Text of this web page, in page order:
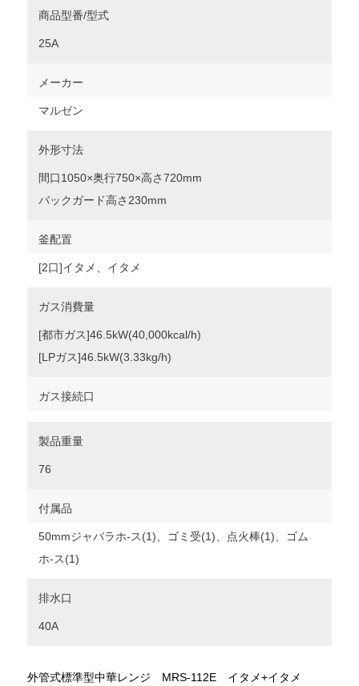
商品型番/型式
25A
メーカー
マルゼン
外形寸法
間口1050×奥行750×高さ720mm
バックガード高さ230mm
釜配置
[2口]イタメ、イタメ
ガス消費量
[都市ガス]46.5kW(40,000kcal/h)
[LPガス]46.5kW(3.33kg/h)
ガス接続口
製品重量
76
付属品
50mmジャバラホ-ス(1)、ゴミ受(1)、点火棒(1)、ゴム
ホ-ス(1)
排水口
40A
外管式標準型中華レンジ MRS-112E イタメ+イタメ